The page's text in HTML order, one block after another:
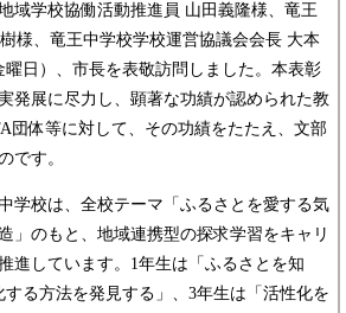
域学校協働活動推進員 山田義隆様、竜王
様、竜王中学校学校運営協議会会長 大本
曜日）、市長を表敬訪問しました。本表彰
発展に尽力し、顕著な功績が認められた教
団体等に対して、その功績をたたえ、文部
です。
学校は、全校テーマ「ふるさとを愛する気
」のもと、地域連携型の探求学習をキャリ
進しています。1年生は「ふるさとを知
る方法を発見する」、3年生は「活性化を